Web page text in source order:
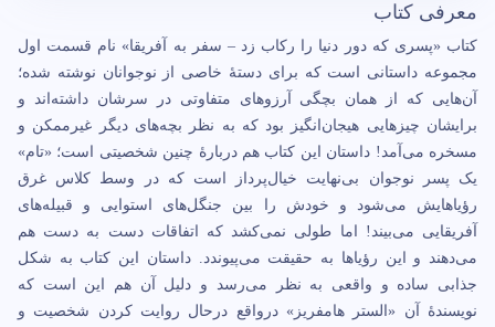
معرفی کتاب
کتاب «پسری که دور دنیا را رکاب زد – سفر به آفریقا» نام قسمت اول
مجموعه داستانی است که برای دستۀ خاصی از نوجوانان نوشته شده؛
آن‌هایی که از همان بچگی آرزوهای متفاوتی در سرشان داشته‌اند و
برایشان چیزهایی هیجان‌انگیز بود که به نظر بچه‌های دیگر غیرممکن و
مسخره می‌آمد! داستان این کتاب هم دربارۀ چنین شخصیتی است؛ «تام»
یک پسر نوجوان بی‌نهایت خیال‌پرداز است که در وسط کلاس غرق
رؤیاهایش می‌شود و خودش را بین جنگل‌های استوایی و قبیله‌های
آفریقایی می‌بیند! اما طولی نمی‌کشد که اتفاقات دست به دست هم
می‌دهند و این رؤیاها به حقیقت می‌پیوندد. داستان این کتاب به شکل
جذابی ساده و واقعی به نظر می‌رسد و دلیل آن هم این است که
نویسندۀ آن «الستر هامفریز» درواقع درحال روایت کردن شخصیت و